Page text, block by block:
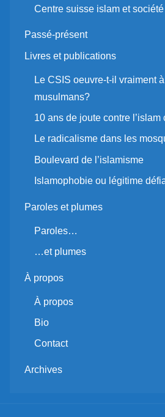
Centre suisse islam et société
Passé-présent
Livres et publications
Le CSIS oeuvre-t-il vraiment
musulmans?
10 ans de joute contre l’islam
Le radicalisme dans les
Boulevard de l’islamisme
Islamophobie ou légitime
Paroles et plumes
Paroles…
…et plumes
À propos
À propos
Bio
Contact
Archives